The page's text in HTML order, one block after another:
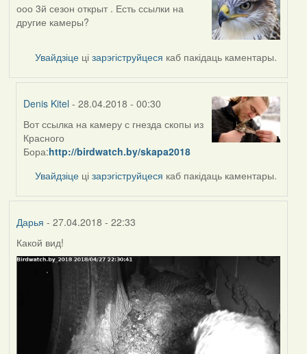
ооо 3й сезон открыт . Есть ссылки на
другие камеры?
Увайдзіце цізарэгіструйцеся каб пакідаць каментары.
Denis Kitel - 28.04.2018 - 00:30
In
reply
to
Вот ссылка на камеру с гнезда скопы из
Красного
Бора:http://birdwatch.by/skapa2018
Увайдзіце цізарэгіструйцеся каб пакідаць каментары.
Дарья - 27.04.2018 - 22:33
Какой вид!